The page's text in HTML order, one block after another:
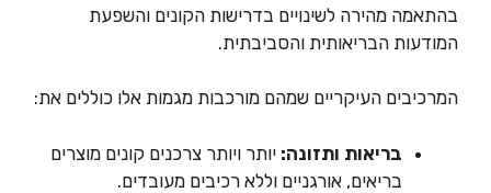
בהתאמה מהירה לשינויים בדרישות הקונים והשפעת
המודעות הבריאותית והסביבתית.
המרכיבים העיקריים שמהם מורכבות מגמות אלו כוללים את:
בריאות ותזונה: יותר ויותר צרכנים קונים מוצרים
בריאים, אורגניים וללא רכיבים מעובדים.